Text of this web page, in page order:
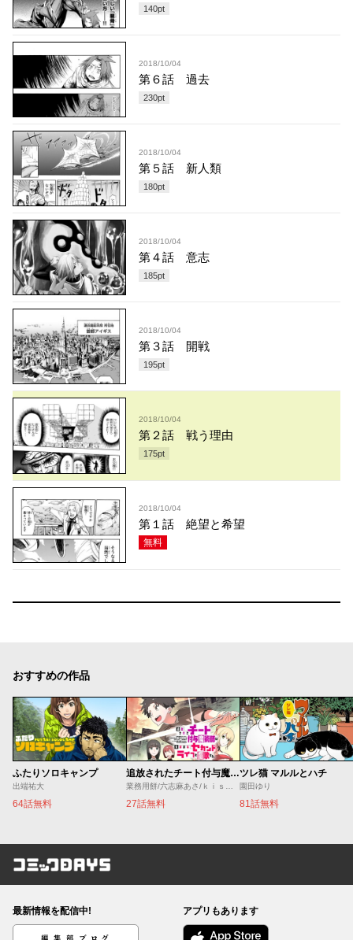
140pt
2018/10/04
第６話 過去
230pt
2018/10/04
第５話 新人類
180pt
2018/10/04
第４話 意志
185pt
2018/10/04
第３話 開戦
195pt
2018/10/04
第２話 戦う理由
175pt
2018/10/04
第１話 絶望と希望
無料
おすすめの作品
ふたりソロキャンプ
出端祐大
64話無料
追放されたチート付与魔術師は気ままなセカンドライフを謳歌する。 ～俺は武器だけじゃなく、あらゆるものに『強化ポイント』を付与できるし、俺の意思でいつでも効果を解除できるけど、残った人たち大丈夫？～
業務用餅/六志麻あさ/ｋｉｓｕｉ
27話無料
ツレ猫 マルルとハチ
園田ゆり
81話無料
コミックDAYS
最新情報を配信中!
編集部ブログ
アプリもあります